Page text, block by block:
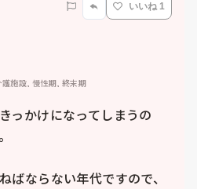
いいね 1
施設, 慢性期, 終末期
っかけになってしまうの
ばならない年代ですので、